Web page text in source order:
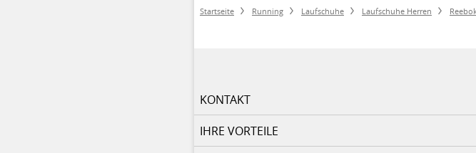
Startseite Running Laufschuhe Laufschuhe Herren
KONTAKT
IHRE VORTEILE